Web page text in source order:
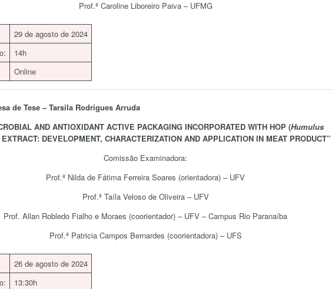
Prof.ª Caroline Liboreiro Paiva – UFMG
29 de agosto de 2024
14h
Online
de Tese –Tarsila Rodrigues Arruda
AND ANTIOXIDANT ACTIVE PACKAGING INCORPORATED WITH HOP (Humulus
DEVELOPMENT, CHARACTERIZATION AND APPLICATION IN MEAT PRODUCT”
Comissão Examinadora:
Prof.ª Nilda de Fátima Ferreira Soares (orientadora) – UFV
Prof.ª Taíla Veloso de Oliveira – UFV
Prof. Allan Robledo Fialho e Moraes (coorientador) – UFV – Campus Rio Paranaíba
Prof.ª Patricia Campos Bernardes (coorientadora) – UFS
26 de agosto de 2024
13:30h